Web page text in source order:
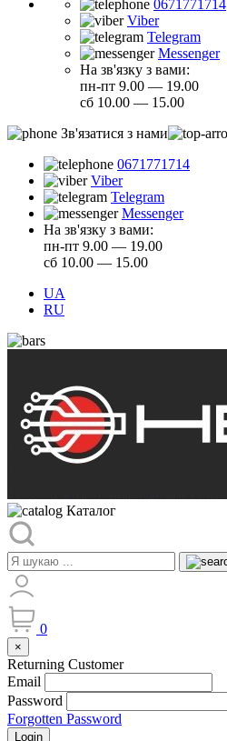
0671771714
Viber
Telegram
Messenger
На зв'язку з вами:
пн-пт 9.00 — 19.00
сб 10.00 — 15.00
Зв'язатися з нами
0671771714
Viber
Telegram
Messenger
На зв'язку з вами:
пн-пт 9.00 — 19.00
сб 10.00 — 15.00
UA
RU
Каталог
0
×
Returning Customer
Email
Password
Forgotten Password
Login